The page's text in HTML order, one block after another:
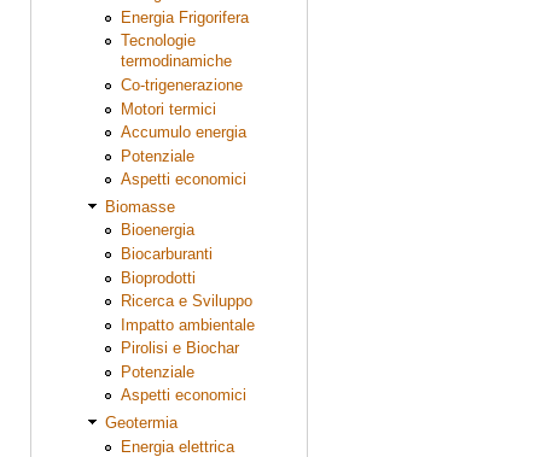
Energia Frigorifera
Tecnologie
termodinamiche
Co-trigenerazione
Motori termici
Accumulo energia
Potenziale
Aspetti economici
Biomasse
Bioenergia
Biocarburanti
Bioprodotti
Ricerca e Sviluppo
Impatto ambientale
Pirolisi e Biochar
Potenziale
Aspetti economici
Geotermia
Energia elettrica